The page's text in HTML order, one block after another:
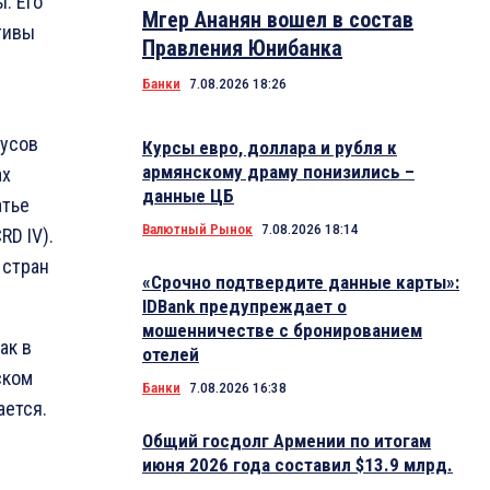
IV).
в
Мгер Ананян вошел в состав
Правления Юнибанка
Банки 7.08.2026 18:26
Курсы евро, доллара и рубля к
армянскому драму понизились –
данные ЦБ
Валютный Рынок 7.08.2026 18:14
«Срочно подтвердите данные карты»:
IDBank предупреждает о
мошенничестве с бронированием
отелей
Банки 7.08.2026 16:38
Общий госдолг Армении по итогам
июня 2026 года составил $13.9 млрд.